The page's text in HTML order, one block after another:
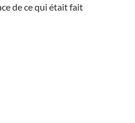
de ce qui était fait